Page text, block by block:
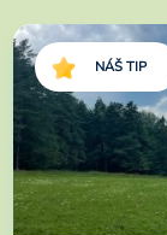
NÁŠ TIP